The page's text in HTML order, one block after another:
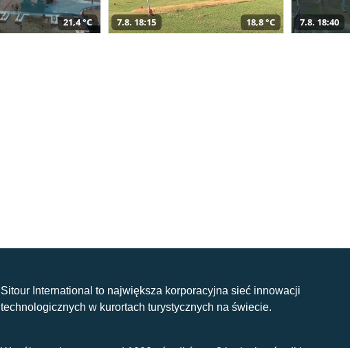
21,4 °C 7.8. 18:15 18,8 °C 7.8. 18:40
Sitour International to największa korporacyjna sieć innowacji
technologicznych w kurortach turystycznych na świecie.